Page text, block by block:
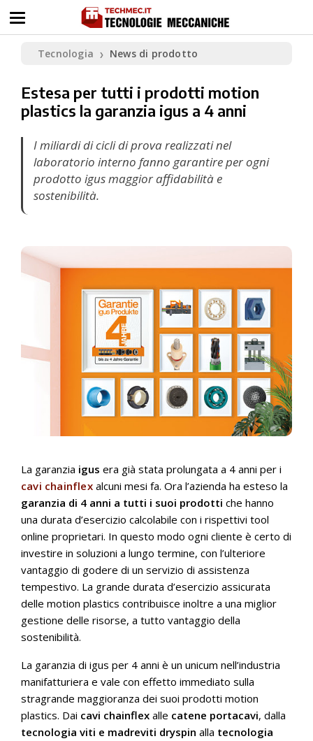
Tecnologia ❯ News di prodotto
Estesa per tutti i prodotti motion
plastics la garanzia igus a 4 anni
I miliardi di cicli di prova realizzati nel
laboratorio interno fanno garantire per ogni
prodotto igus maggior affidabilità e
sostenibilità.
La garanzia igus era già stata prolungata a 4 anni per i
cavi chainflexalcuni mesi fa. Ora l’azienda ha esteso la
garanzia di 4 anni a tutti i suoi prodotti che hanno
una durata d’esercizio calcolabile con i rispettivi tool
online proprietari. In questo modo ogni cliente è certo di
investire in soluzioni a lungo termine, con l’ulteriore
vantaggio di godere di un servizio di assistenza
tempestivo. La grande durata d’esercizio assicurata
delle motion plastics contribuisce inoltre a una miglior
gestione delle risorse, a tutto vantaggio della
sostenibilità.
La garanzia di igus per 4 anni è un unicum nell’industria
manifatturiera e vale con effetto immediato sulla
stragrande maggioranza dei suoi prodotti motion
plastics. Dai cavi chainflex alle catene portacavi, dalla
tecnologia viti e madreviti dryspin alla tecnologia